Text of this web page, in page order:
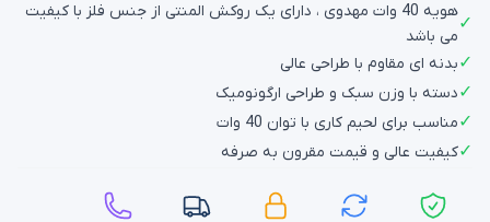
✓
هویه 40 وات مهدوی ، دارای یک روکش المنتی از جنس فلز با کیفیت
می باشد
✓بدنه ای مقاوم با طراحی عالی
✓دسته با وزن سبک و طراحی ارگونومیک
✓مناسب برای لحیم کاری با توان 40 وات
✓کیفیت عالی و قیمت مقرون به صرفه